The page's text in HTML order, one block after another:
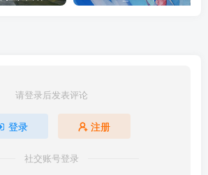
请登录后发表评论
登录 注册
社交账号登录